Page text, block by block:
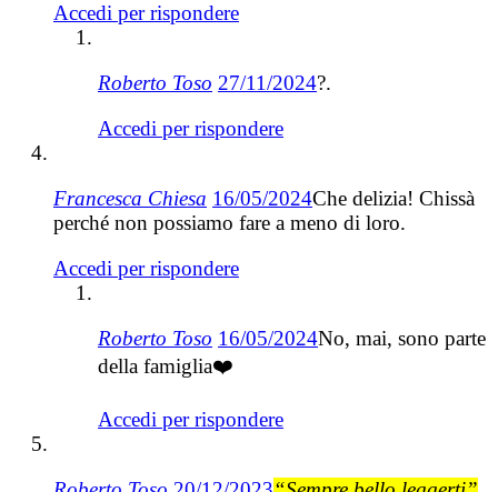
Accedi per rispondere
Roberto Toso 27/11/2024?.
Accedi per rispondere
Francesca Chiesa 16/05/2024Che delizia! Chissà
perché non possiamo fare a meno di loro.
Accedi per rispondere
Roberto Toso 16/05/2024No, mai, sono parte
della famiglia❤️
Accedi per rispondere